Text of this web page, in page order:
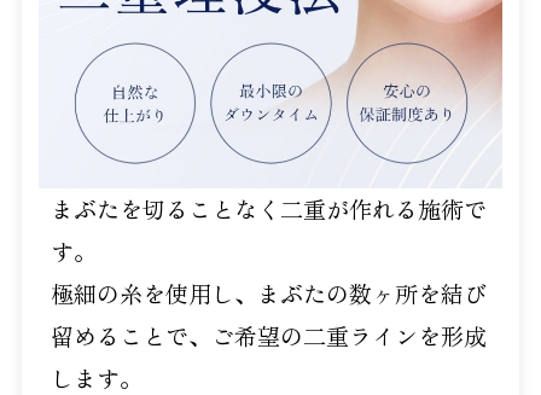
まぶたを切ることなく二重が作れる施術で
す。
極細の糸を使用し、まぶたの数ヶ所を結び
留めることで、ご希望の二重ラインを形成
します。